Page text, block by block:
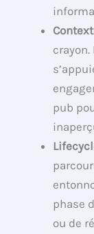
pub
phase
ou de